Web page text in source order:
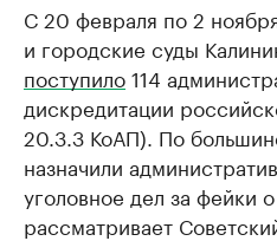
С 20 февраля по 2
и городские суды
поступило114
дискредитации
20.3.3 КоАП). По
назначили
уголовное дел за фейки
рассматривает